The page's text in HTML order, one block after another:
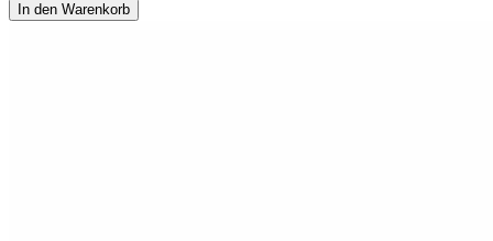
In den Warenkorb